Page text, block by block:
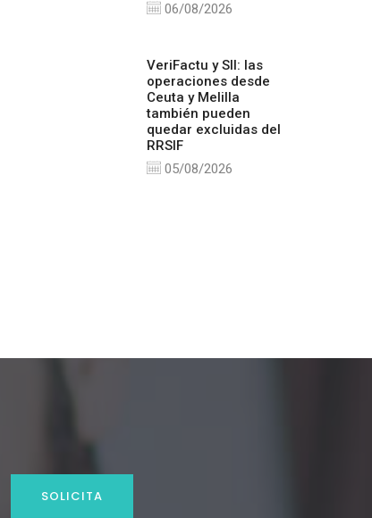
06/08/2026
VeriFactu y SII: las
operaciones desde
Ceuta y Melilla
también pueden
quedar excluidas del
RRSIF
05/08/2026
SOLICITA